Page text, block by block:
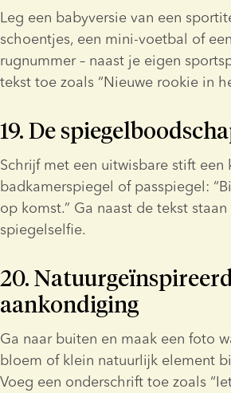
Leg een babyversie van een
schoentjes, een mini-voetbal of
rugnummer – naast je eigen
tekst toe zoals “Nieuwe rookie in
19. De
Schrijf met een uitwisbare stift
badkamerspiegel of passpiegel:
op komst.” Ga naast de tekst
spiegelselfie.
20.
aankondiging
Ga naar buiten en maak een foto
bloem of klein natuurlijk element
Voeg een onderschrift toe zoals